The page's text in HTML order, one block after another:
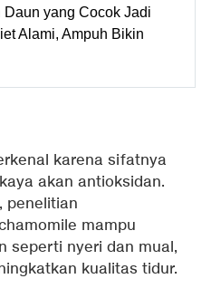
Daun yang Cocok Jadi
Alami, Ampuh Bikin
karena sifatnya
akan antioksidan.
penelitian
mampu
seperti nyeri dan mual,
kualitas tidur.